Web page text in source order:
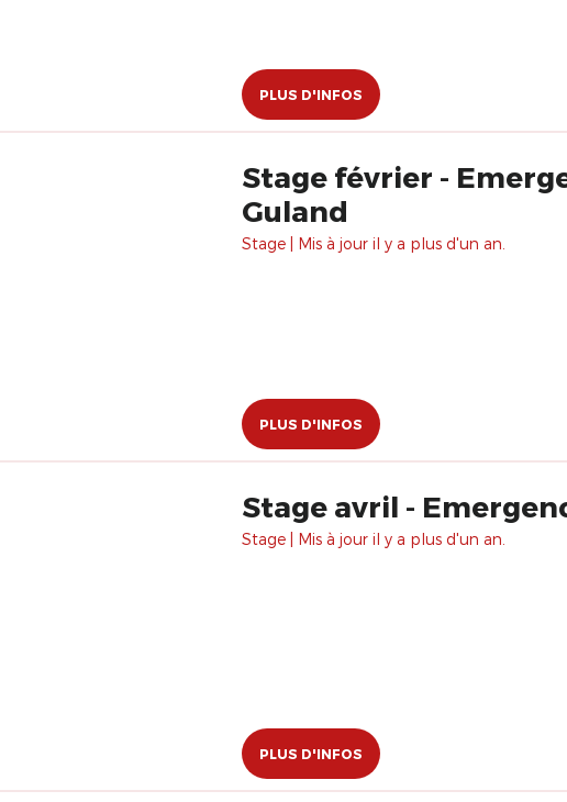
PLUS D'INFOS
Stage février -
Guland
Stage | Mis à jour il y a plus d'un an.
PLUS D'INFOS
Stage avril -
Stage | Mis à jour il y a plus d'un an.
PLUS D'INFOS